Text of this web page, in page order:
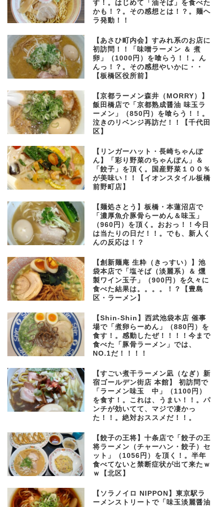
す！。はじめて「油そば」を食べた
かも！？。その感想とは！？。麺ヘ
ラ発動！！
【あさひ町内会】すみれ系のお店に
初訪問！！「味噌ラーメン ＆ 煮
卵」（1000円）を喰らう！！。ん
んっ！？。その感想やいかに・・
【板橋区役所前】
【京都ラーメン森井（MORRY）】
飯田橋店で「京都熟成醤油 味玉ラ
ーメン」（850円）を喰らう！！。
泣きのリベンジ再訪だ！！【千代田
区】
【リンガーハット・長崎ちゃんぽ
ん】「彩り野菜のちゃんぽん」＆
「餃子」を頂く。国産野菜１００％
が美味い！！【イオンスタイル板橋
前野町店】
【麺処さとう】板橋・本蓮沼店で
「濃厚魚介豚骨らーめん＆味玉」
（960円）を頂く。おおっ！！今日
は当たりの日だ！！。でも、新人く
んの反応は！？
【創新麺庵 生粋（きっすい）】池
袋本店で「塩そば（淡麗系）＆ 燻
製ワイン玉子」（900円）を久々に
食べた結果は。。。。！？【豊島
区・ラーメン】
【Shin-Shin】西武池袋本店 催事
場で「煮卵らーめん」（880円）を
食す！。感動したぜ！！！！今まで
食べた「豚骨ラーメン」では、
NO.1だ！！！！
【すごい煮干ラーメン凪（なぎ）新
宿ゴールデン街店 本館】 初訪問で
「ラーメン味玉 中」（1100円）
を食す！。これは、うまい！！。パ
ンチが効いてて、マジで凄かっ
た！！。絶対おススメだ！！。
【餃子の王将】十条店で「餃子の王
将ラーメン（チャーハン・餃子）セ
ット」（1056円）を頂く！。半年
食べてないと禁断症状が出て来たｗ
ｗ【北区】
【ソラノイロ NIPPON】東京駅ラ
ーメンストリートで「味玉淡麗醤油